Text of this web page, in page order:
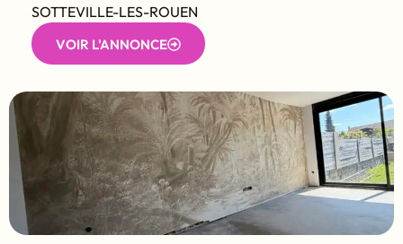
SOTTEVILLE-LES-ROUEN
VOIR L'ANNONCE